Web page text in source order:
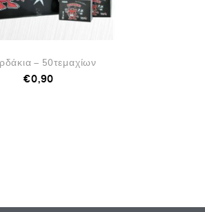
– 50τεμαχίων
€0,90